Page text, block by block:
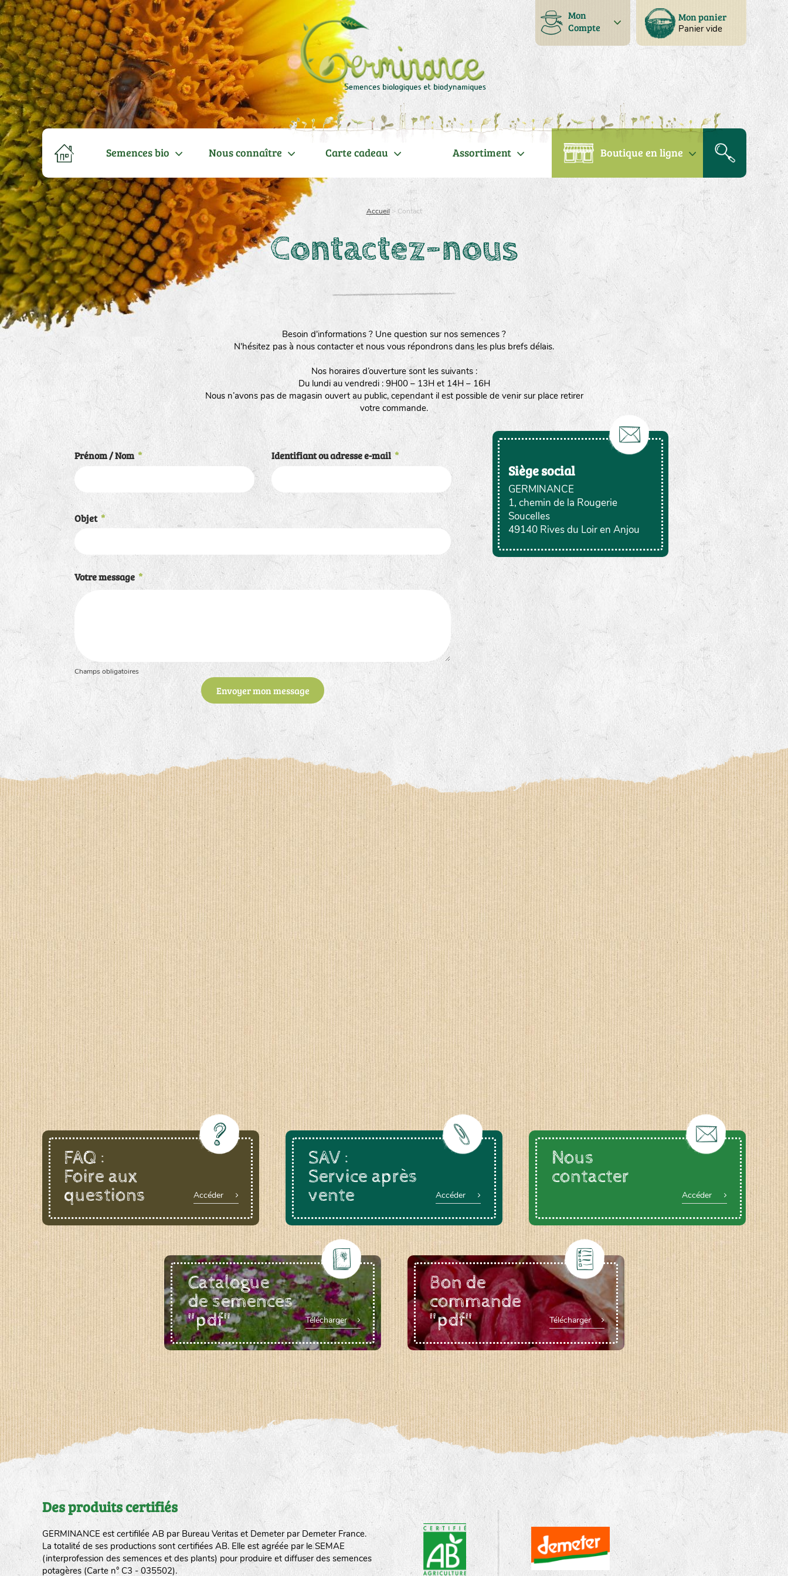
Mon panier
Panier vide
Mon
Compte
Semences bio Nous connaître Carte cadeau Assortiment Boutique en ligne
Accueil> Contact
Contactez-nous
Besoin d'informations ? Une question sur nos semences ?
N'hésitez pas à nous contacter et nous vous répondrons dans les plus brefs délais.
Nos horaires d’ouverture sont les suivants :
Du lundi au vendredi : 9H00 – 13H et 14H – 16H
Nous n’avons pas de magasin ouvert au public, cependant il est possible de venir sur place retirer
votre commande.
Prénom / Nom * Identifiant ou adresse e-mail *
Objet *
Votre message *
Champs obligatoires
Envoyer mon message
Siège social
GERMINANCE
1, chemin de la Rougerie
Soucelles
49140 Rives du Loir en Anjou
FAQ :
Foire aux
questions
Accéder
SAV :
Service après
vente
Accéder
Nous
contacter
Accéder
Catalogue
de semences
"pdf"
Télécharger
Bon de
commande
"pdf"
Télécharger
Des produits certifiés
GERMINANCE est certifilée AB par Bureau Veritas et Demeter par Demeter France.
La totalité de ses productions sont certifiées AB. Elle est agréée par le SEMAE
(interprofession des semences et des plants) pour produire et diffuser des semences
potagères (Carte n° C3 - 035502).